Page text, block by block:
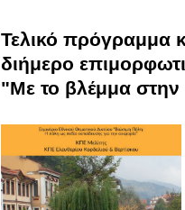
Τελικό πρόγραμμα
διήμερο
"Με το βλέμμα